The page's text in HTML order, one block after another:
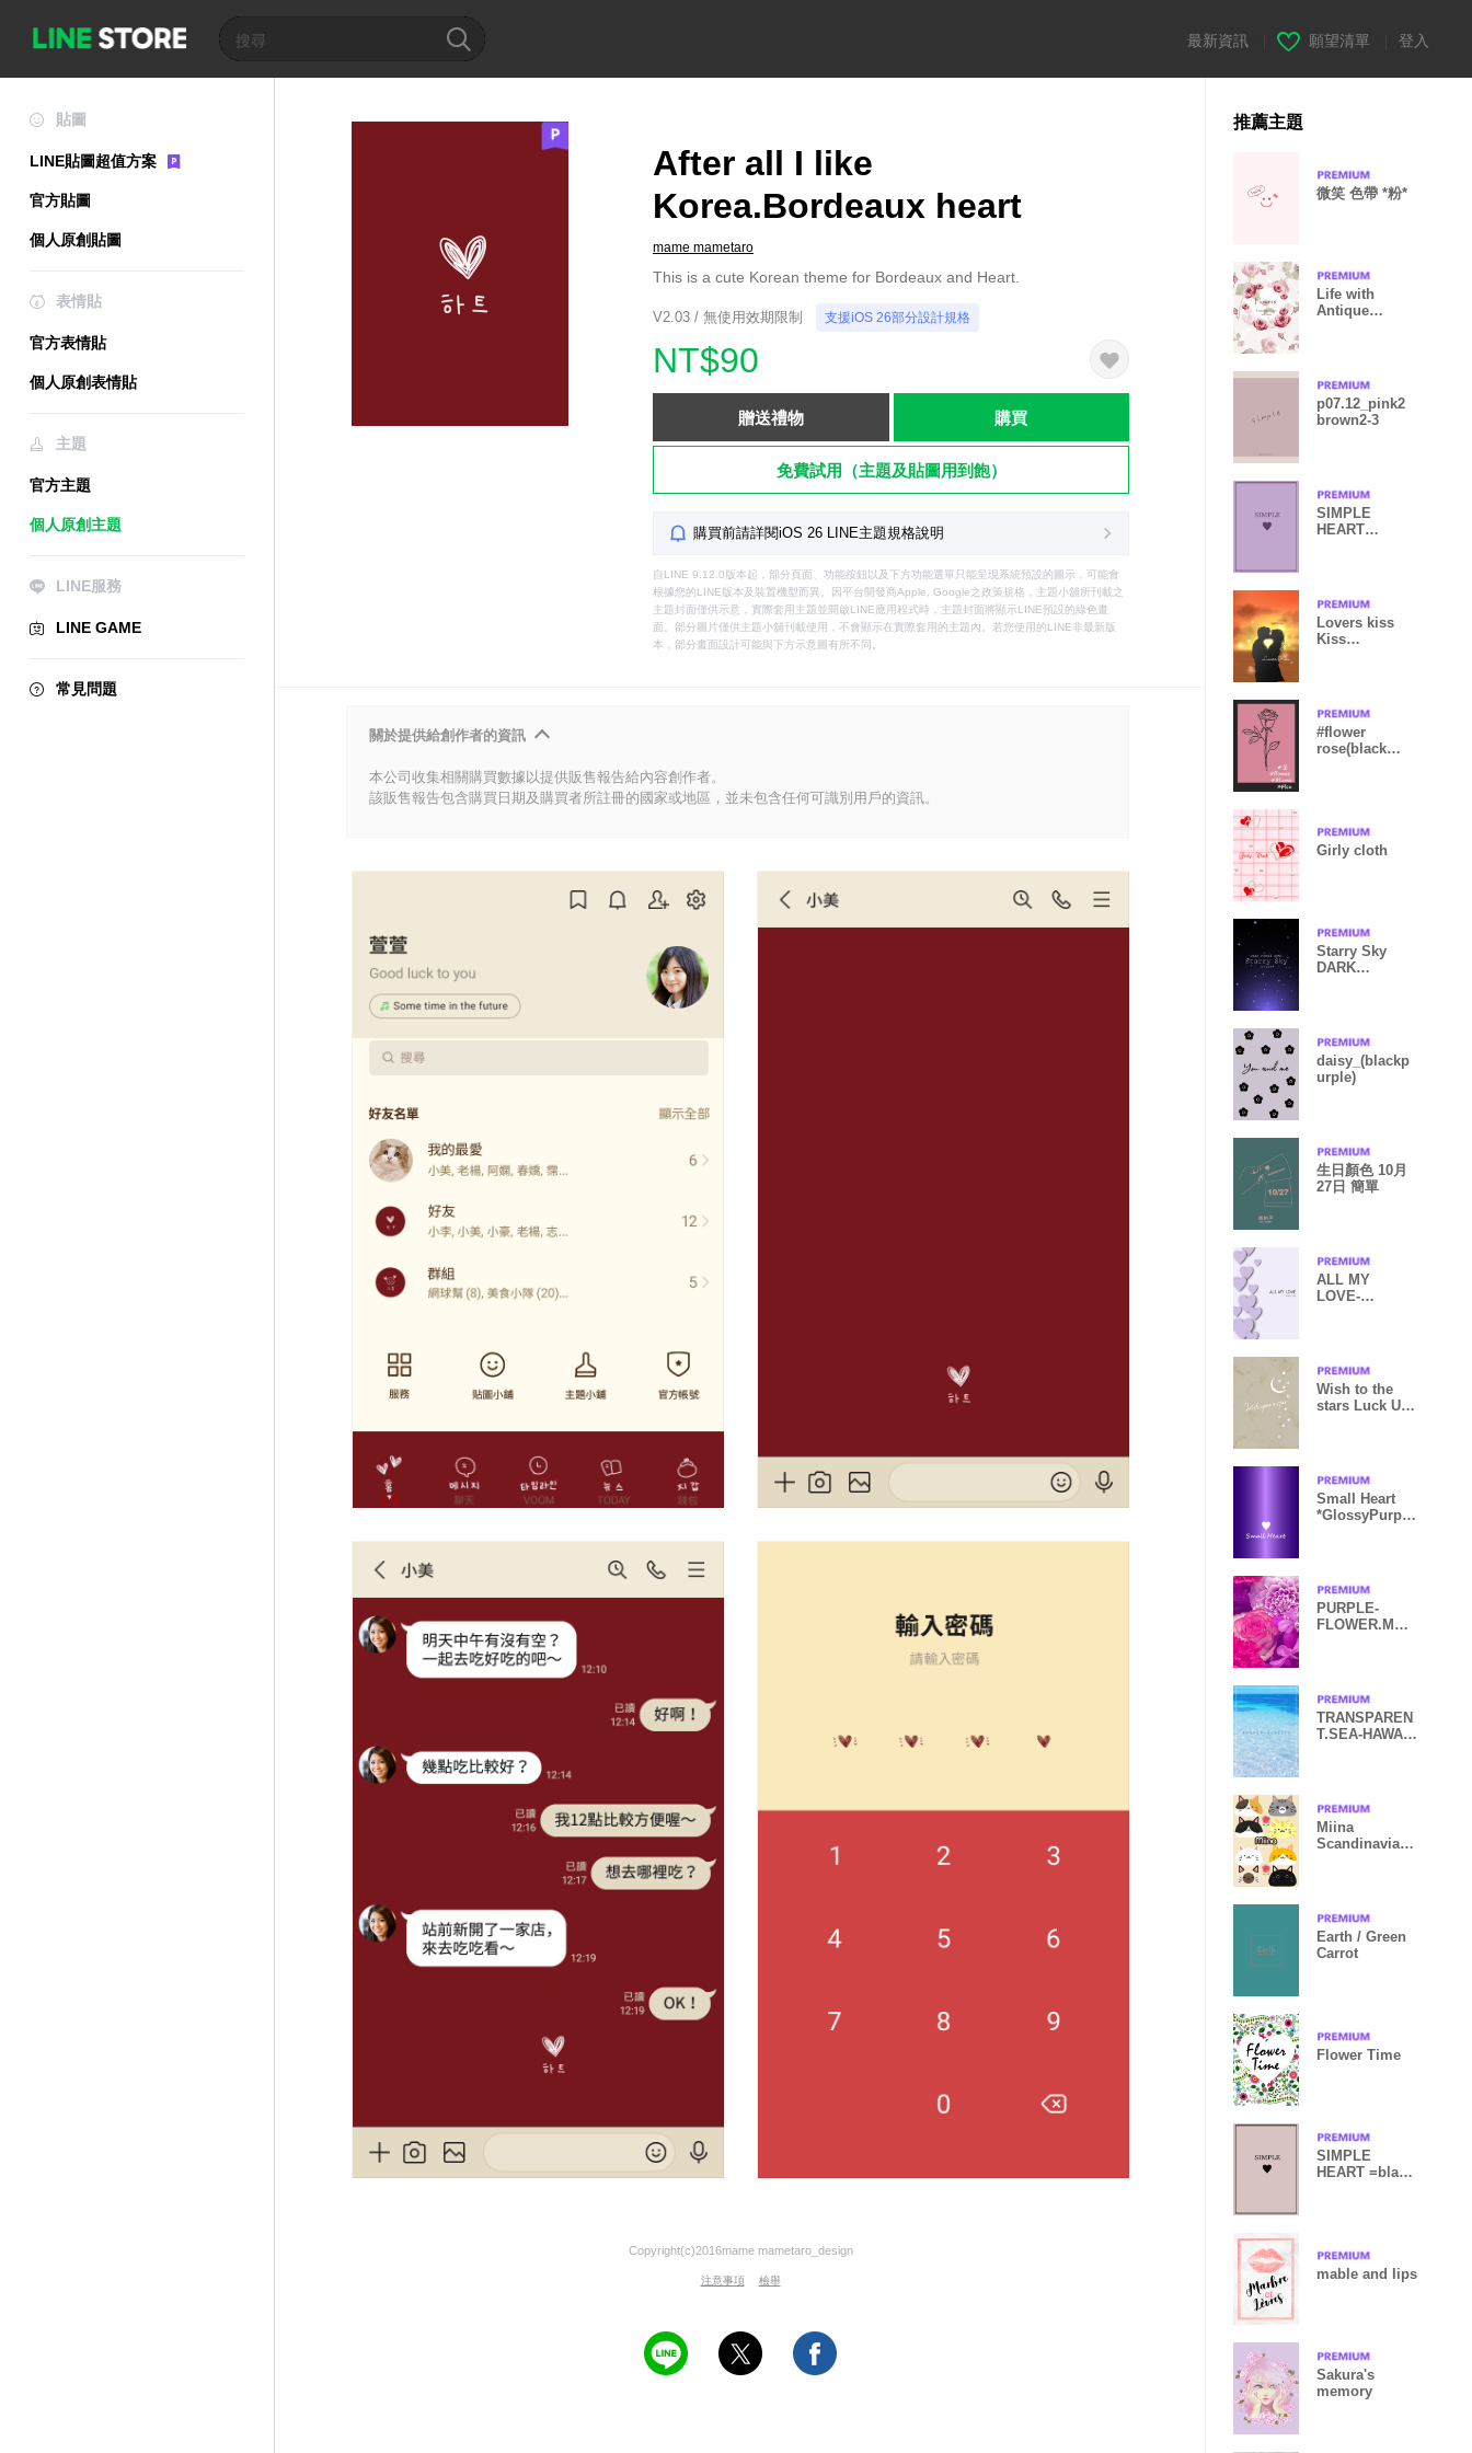
最新資訊 願望清單 登入
貼圖
LINE貼圖超值方案
官方貼圖
個人原創貼圖
表情貼
官方表情貼
個人原創表情貼
主題
官方主題
個人原創主題
LINE服務
LINE GAME
常見問題
After all I like
Korea.Bordeaux heart
mame mametaro
This is a cute Korean theme for Bordeaux and Heart.
V2.03 / 無使用效期限制 支援iOS 26部分設計規格
NT$90
贈送禮物 購買
免費試用（主題及貼圖用到飽）
購買前請詳閱iOS 26 LINE主題規格說明
自LINE 9.12.0版本起，部分頁面、功能按鈕以及下方功能選單只能呈現系統預設的圖示，可能會
根據您的LINE版本及裝置機型而異。因平台開發商Apple, Google之政策規格，主題小舖所刊載之
主題封面僅供示意，實際套用主題並開啟LINE應用程式時，主題封面將顯示LINE預設的綠色畫
面。部分圖片僅供主題小舖刊載使用，不會顯示在實際套用的主題內。若您使用的LINE非最新版
本，部分畫面設計可能與下方示意圖有所不同。
關於提供給創作者的資訊
本公司收集相關購買數據以提供販售報告給內容創作者。
該販售報告包含購買日期及購買者所註冊的國家或地區，並未包含任何可識別用戶的資訊。
Copyright(c)2016mame mametaro_design
注意事項 檢舉
推薦主題
微笑 色帶 *粉*
Life with
Antique
p07.12_pink2
brown2-3
SIMPLE
HEART
Lovers kiss
Kiss
#flower
rose(black
Girly cloth
Starry Sky
DARK
daisy_(blackp
urple)
生日顏色 10月
27日 簡單
ALL MY
LOVE-
Wish to the
stars Luck UP
Small Heart
*GlossyPurple
PURPLE-
FLOWER.MEK
TRANSPAREN
T.SEA-HAWAII
Miina
Scandinavian
Earth / Green
Carrot
Flower Time
SIMPLE
HEART =black
mable and lips
Sakura's
memory